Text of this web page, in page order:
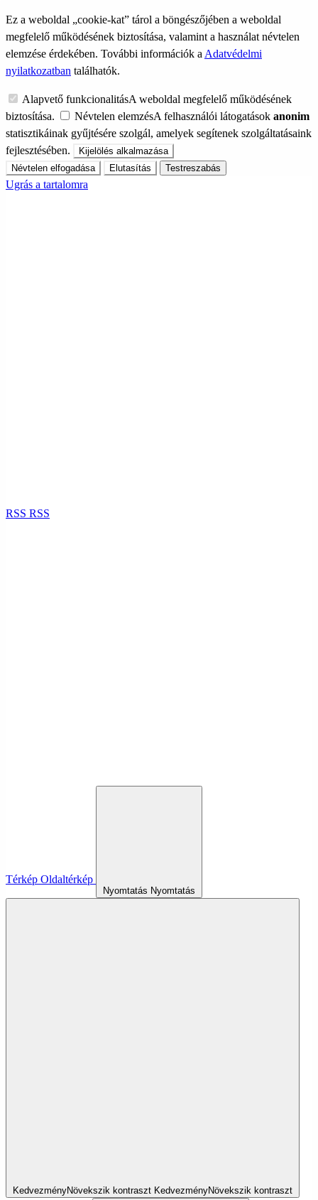
Ez a weboldal „cookie-kat” tárol a böngészőjében a weboldal
megfelelő működésének biztosítása, valamint a használat névtelen
elemzése érdekében. További információk a Adatvédelmi
nyilatkozatban találhatók.
Alapvető funkcionalitásA weboldal megfelelő működésének
biztosítása.
Névtelen elemzésA felhasználói látogatások anonim
statisztikáinak gyűjtésére szolgál, amelyek segítenek szolgáltatásaink
fejlesztésében.
Kijelölés alkalmazása
Névtelen elfogadása
Elutasítás Testreszabás
Ugrás a tartalomra
RSS RSS
Térkép Oldaltérkép
Nyomtatás Nyomtatás
KedvezményNövekszik kontraszt KedvezményNövekszik kontraszt